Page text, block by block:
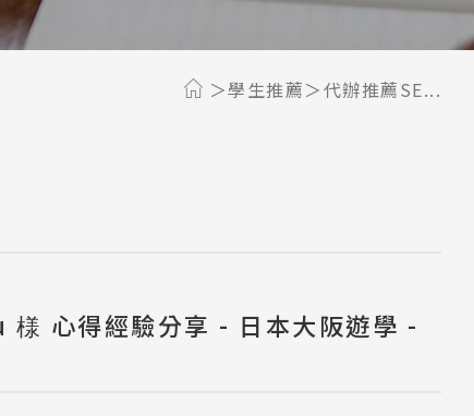
學生推薦 代辦推薦SE...
心得經驗分享 - 日本大阪遊學 -